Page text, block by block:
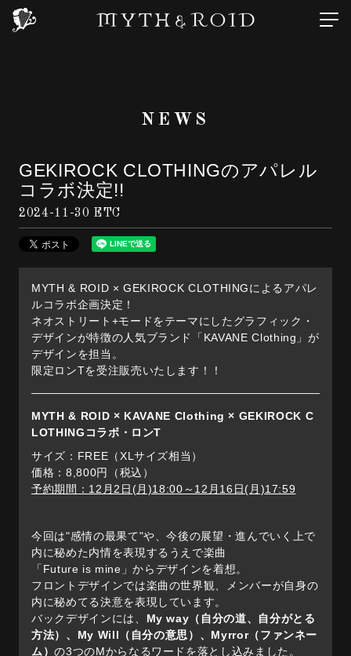
NEWS
GEKIROCK CLOTHINGのアパレル
コラボ決定!!
2024-11-30 ETC
MYTH & ROID × GEKIROCK CLOTHINGによるアパレ
ルコラボ企画決定！
ネオストリート+モードをテーマにしたグラフィック・
デザインが特徴の人気ブランド「KAVANE Clothing」が
デザインを担当。
限定ロンTを受注販売いたします！！
MYTH & ROID × KAVANE Clothing × GEKIROCK C
LOTHINGコラボ・ロンT
サイズ：FREE（XLサイズ相当）
価格：8,800円（税込）
予約期間：12月2日(月)18:00～12月16日(月)17:59
今回は"感情の最果て"や、今後の展望・進んでいく上で
内に秘めた内情を表現するうえで楽曲
「Future is mine」からデザインを着想。
フロントデザインでは楽曲の世界観、メンバーが自身の
内に秘めてる決意を表現しています。
バックデザインには、 My way（自分の道、自分がとる
方法）、My Will（自分の意思）、Myrror（ファンネー
ム）の3つのMからなるワードを落とし込みました。